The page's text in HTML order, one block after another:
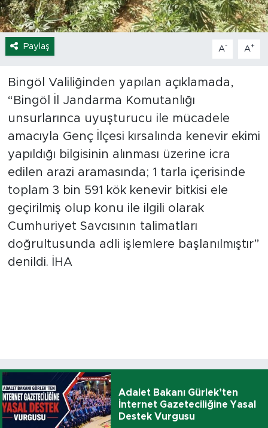
Paylaş A- A+
Bingöl Valiliğinden yapılan açıklamada,
“Bingöl İl Jandarma Komutanlığı
unsurlarınca uyuşturucu ile mücadele
amacıyla Genç İlçesi kırsalında kenevir ekimi
yapıldığı bilgisinin alınması üzerine icra
edilen arazi aramasında; 1 tarla içerisinde
toplam 3 bin 591 kök kenevir bitkisi ele
geçirilmiş olup konu ile ilgili olarak
Cumhuriyet Savcısının talimatları
doğrultusunda adli işlemlere başlanılmıştır”
denildi. İHA
Adalet Bakanı Gürlek’ten
İnternet Gazeteciliğine Yasal
Destek Vurgusu
Eğitim
Ekonomi
Hava Durumu
Tavz Der
Bingöl Kaza Haberleri